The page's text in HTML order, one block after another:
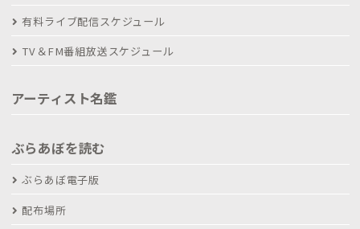
有料ライブ配信スケジュール
TV＆FM番組放送スケジュール
アーティスト名鑑
ぶらあぼを読む
ぶらあぼ電子版
配布場所